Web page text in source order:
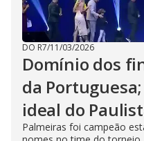
DO R7/11/03/2026
Domínio dos
da
ideal do
Palmeiras foi campeão